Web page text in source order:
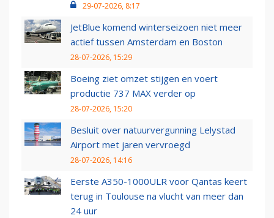
29-07-2026, 8:17
JetBlue komend winterseizoen niet meer
actief tussen Amsterdam en Boston
28-07-2026, 15:29
Boeing ziet omzet stijgen en voert
productie 737 MAX verder op
28-07-2026, 15:20
Besluit over natuurvergunning Lelystad
Airport met jaren vervroegd
28-07-2026, 14:16
Eerste A350-1000ULR voor Qantas keert
terug in Toulouse na vlucht van meer dan
24 uur